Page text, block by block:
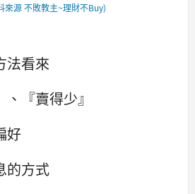
來源 不敗教主~理財不Buy)
法看來
『賣得少』
好
的方式